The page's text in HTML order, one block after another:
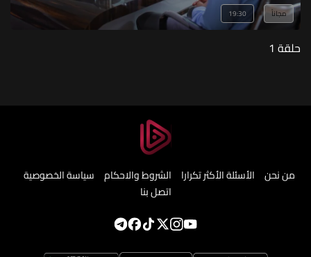
مجاناً 19:30
حلقة 1
من نحن الأسئلة الأكثر تكرارا الشروط والاحكام سياسة الخصوصية
اتصل بنا